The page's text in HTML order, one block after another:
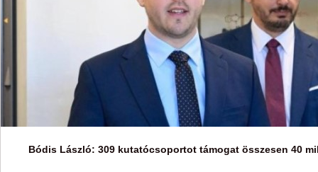
Bódis László: 309 kutatócsoportot támogat összesen 40